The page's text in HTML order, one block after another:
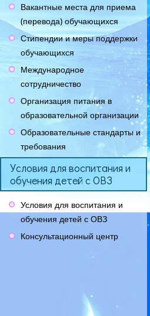
Вакантные места для приема
(перевода) обучающихся
Стипендии и меры поддержки
обучающихся
Международное
сотрудничество
Организация питания в
образовательной организации
Образовательные стандарты и
требования
Условия для воспитания и
обучения детей с ОВЗ
Условия для воспитания и
обучения детей с ОВЗ
Консультационный центр